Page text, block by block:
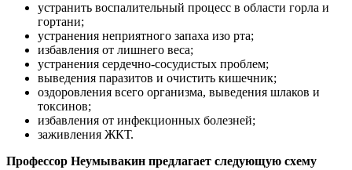
устранить воспалительный процесс в области горла и
гортани;
устранения неприятного запаха изо рта;
избавления от лишнего веса;
устранения сердечно-сосудистых проблем;
выведения паразитов и очистить кишечник;
оздоровления всего организма, выведения шлаков и
токсинов;
избавления от инфекционных болезней;
заживления ЖКТ.
Профессор Неумывакин предлагает следующую схему